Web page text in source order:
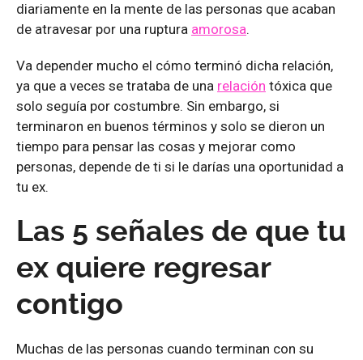
diariamente en la mente de las personas que acaban
de atravesar por una ruptura amorosa.
Va depender mucho el cómo terminó dicha relación,
ya que a veces se trataba de una relación tóxica que
solo seguía por costumbre. Sin embargo, si
terminaron en buenos términos y solo se dieron un
tiempo para pensar las cosas y mejorar como
personas, depende de ti si le darías una oportunidad a
tu ex.
Las 5 señales de que tu
ex quiere regresar
contigo
Muchas de las personas cuando terminan con su